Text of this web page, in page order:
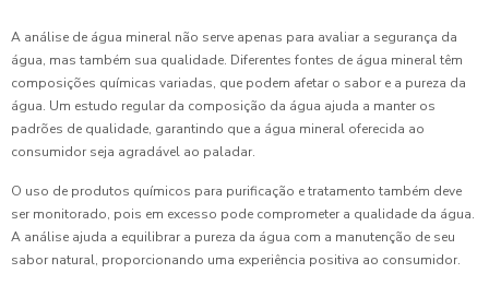
A análise de água mineral não serve apenas para avaliar a segurança da
água, mas também sua qualidade. Diferentes fontes de água mineral têm
composições químicas variadas, que podem afetar o sabor e a pureza da
água. Um estudo regular da composição da água ajuda a manter os
padrões de qualidade, garantindo que a água mineral oferecida ao
consumidor seja agradável ao paladar.
O uso de produtos químicos para purificação e tratamento também deve
ser monitorado, pois em excesso pode comprometer a qualidade da água.
A análise ajuda a equilibrar a pureza da água com a manutenção de seu
sabor natural, proporcionando uma experiência positiva ao consumidor.